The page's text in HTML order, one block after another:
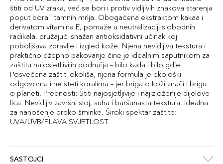
štiti od UV zraka, već se bori i protiv vidljivih znakova starenja
poput bora i tamnih mrlja. Obogaćena ekstraktom kakaa i
derivatom vitamina E, pomaže u neutralizaciji slobodnih
radikala, pružajući snažan antioksidativni učinak koji
poboljšava zdravlje i izgled kože. Njena nevidljiva tekstura i
praktično džepno pakovanje čine je idealnim saputnikom za
zaštitu najosjetljivijih područja – bilo kada i bilo gdje.
Posvećena zaštiti okoliša, njena formula je ekološki
odgovorna i ne šteti koralima – jer briga o koži znači i brigu
o planeti. Prednosti: Štiti najosjetljivije i najizloženije dijelove
lica. Nevidljiv završni sloj, suha i baršunasta tekstura. Idealna
za nanošenje preko šminke. Široki spektar zaštite:
UVA/UVB/PLAVA SVJETLOST.
SASTOJCI